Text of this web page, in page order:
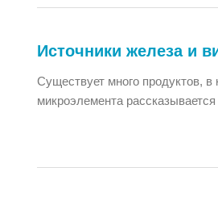
Источники железа и
Существует много продуктов,
микроэлемента